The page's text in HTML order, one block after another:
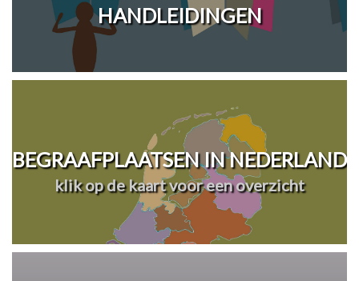
HANDLEIDINGEN
BEGRAAFPLAATSEN IN NEDERLAND
klik op de kaart voor een overzicht